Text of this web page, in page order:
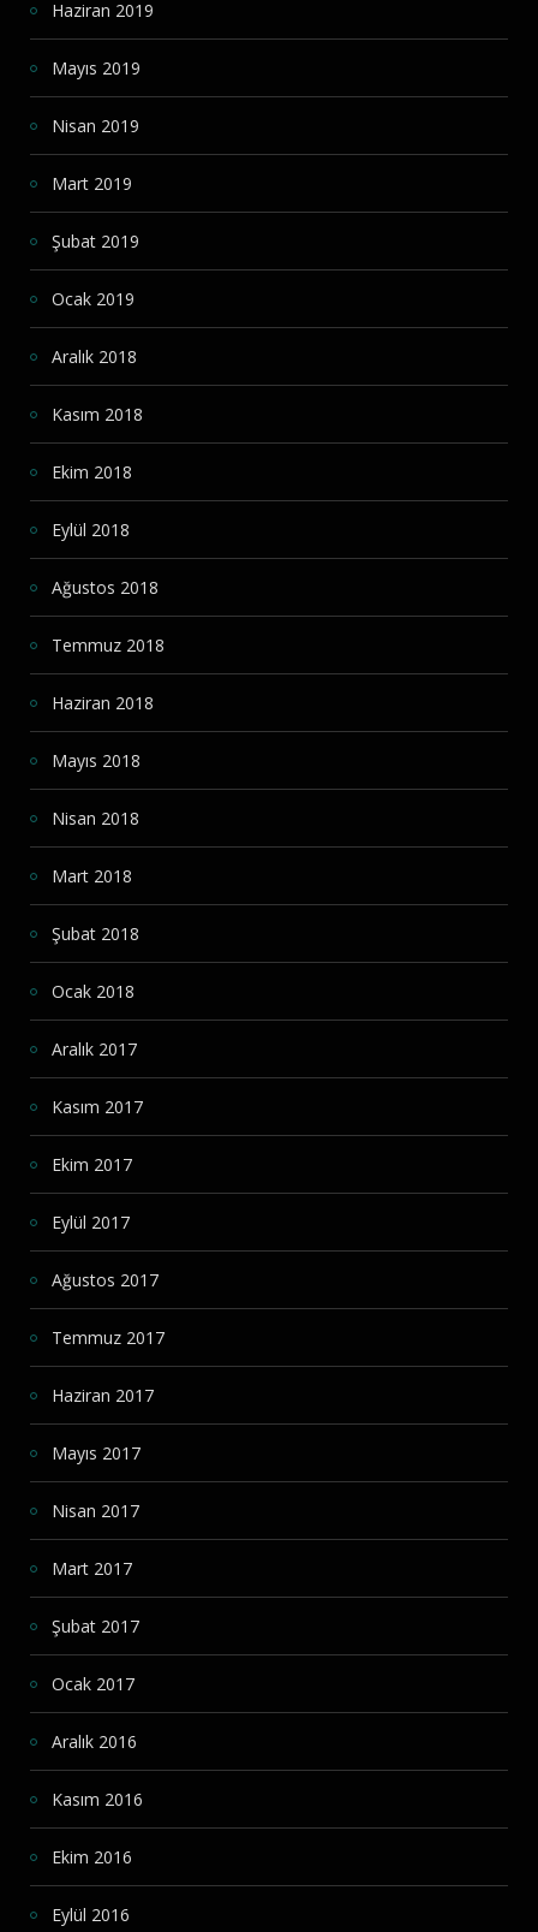
Haziran 2019
Mayıs 2019
Nisan 2019
Mart 2019
Şubat 2019
Ocak 2019
Aralık 2018
Kasım 2018
Ekim 2018
Eylül 2018
Ağustos 2018
Temmuz 2018
Haziran 2018
Mayıs 2018
Nisan 2018
Mart 2018
Şubat 2018
Ocak 2018
Aralık 2017
Kasım 2017
Ekim 2017
Eylül 2017
Ağustos 2017
Temmuz 2017
Haziran 2017
Mayıs 2017
Nisan 2017
Mart 2017
Şubat 2017
Ocak 2017
Aralık 2016
Kasım 2016
Ekim 2016
Eylül 2016